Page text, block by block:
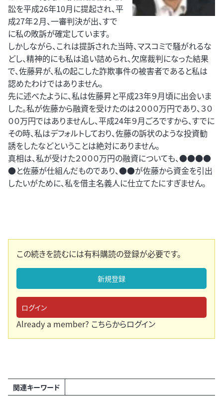
訟を平成26年10月に提起され、平
成27年２月、一審判決が出、すで
に私の敗訴が確定しています。
しかしながら、これは提訴された当時、マスコミで騒がれるな
どし、精神的にも私は追い詰められ、欠席裁判になった結果
で、佐藤昇が、私の起こした詐欺事件の被害者であると私は
認めたわけではありません。
先に述べたように、私は佐藤昇と平成23年９月頃に出会いま
した。私が佐藤から融資を受けたのは２０００万円であり、３０
００万円ではありませんし、平成24年９月ごろですから、すでに
その時、私はデフォルトしており、佐藤の訴状のような投資勧
誘をしたなどということは絶対にありません。
真相は、私が受けた２０００万円の融資についても、●●●●
●と佐藤が仕組んだものであり、●●が佐藤から資金を引出
したいがために、私を借主名義人に仕立てたにすぎません。
この続きを読むには有料購読の登録が必要です。
新規登録
ログイン
Already a member? こちらからログイン
関連キーワード